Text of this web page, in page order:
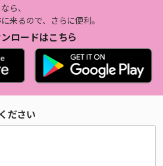
ら、
来るので、さらに便利。
ロードはこちら
ださい